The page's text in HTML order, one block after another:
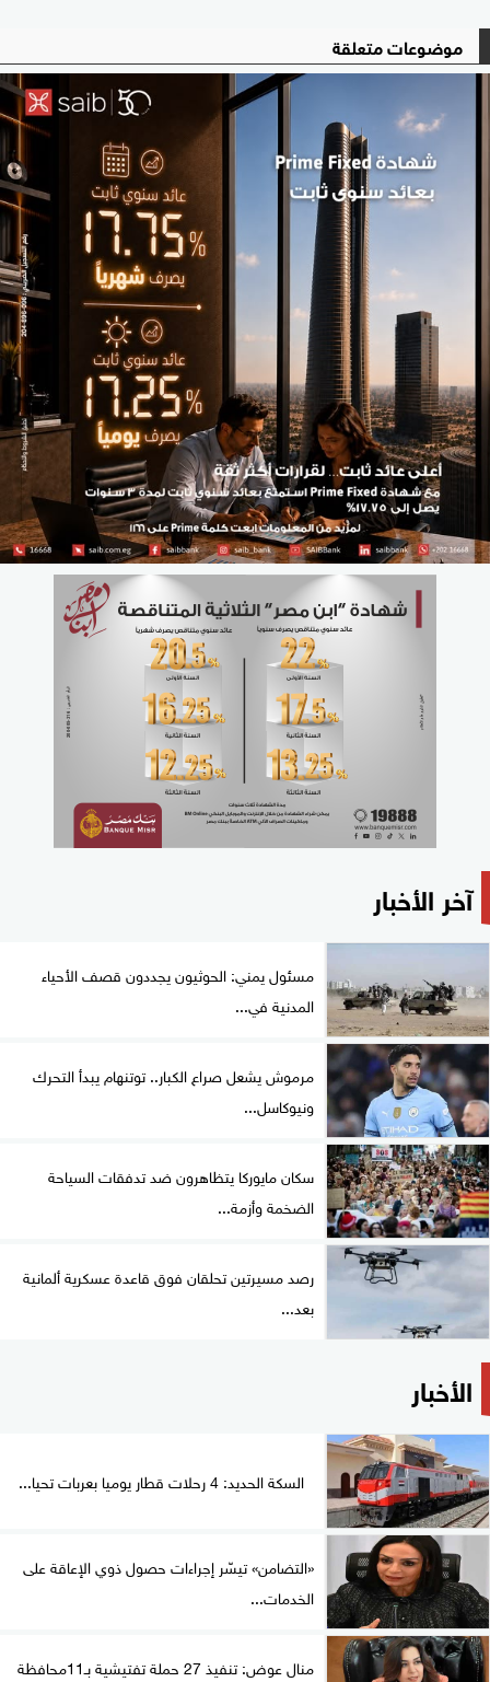
موضوعات متعلقة
آخر الأخبار
مسئول يمني: الحوثيون يجددون قصف الأحياء
المدنية في...
مرموش يشعل صراع الكبار.. توتنهام يبدأ التحرك
ونيوكاسل...
سكان مايوركا يتظاهرون ضد تدفقات السياحة
الضخمة وأزمة...
رصد مسيرتين تحلقان فوق قاعدة عسكرية ألمانية
بعد...
الأخبار
السكة الحديد: 4 رحلات قطار يوميا بعربات تحيا...
«التضامن» تيسّر إجراءات حصول ذوي الإعاقة على
الخدمات...
منال عوض: تنفيذ 27 حملة تفتيشية بـ11محافظة